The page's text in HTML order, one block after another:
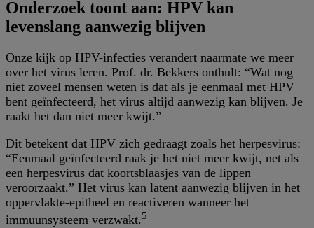
Onderzoek toont aan: HPV kan
levenslang aanwezig blijven
Onze kijk op HPV-infecties verandert naarmate we meer
over het virus leren. Prof. dr. Bekkers onthult: “Wat nog
niet zoveel mensen weten is dat als je eenmaal met HPV
bent geïnfecteerd, het virus altijd aanwezig kan blijven. Je
raakt het dan niet meer kwijt.”
Dit betekent dat HPV zich gedraagt zoals het herpesvirus:
“Eenmaal geïnfecteerd raak je het niet meer kwijt, net als
een herpesvirus dat koortsblaasjes van de lippen
veroorzaakt.” Het virus kan latent aanwezig blijven in het
oppervlakte-epitheel en reactiveren wanneer het
immuunsysteem verzwakt.5